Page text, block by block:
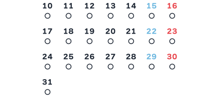
10
○
11
○
12
○
13
○
14
○
15
○
16
○
17
○
18
○
19
○
20
○
21
○
22
○
23
○
24
○
25
○
26
○
27
○
28
○
29
○
30
○
31
○
2026年9月